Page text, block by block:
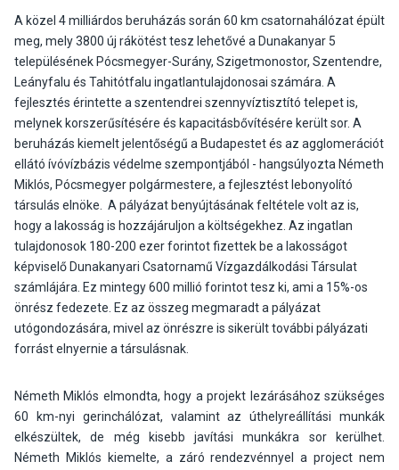
A közel 4 milliárdos beruházás során 60 km csatornahálózat épült
meg, mely 3800 új rákötést tesz lehetővé a Dunakanyar 5
településének Pócsmegyer-Surány, Szigetmonostor, Szentendre,
Leányfalu és Tahitótfalu ingatlantulajdonosai számára. A
fejlesztés érintette a szentendrei szennyvíztisztító telepet is,
melynek korszerűsítésére és kapacitásbővítésére került sor. A
beruházás kiemelt jelentőségű a Budapestet és az agglomerációt
ellátó ívóvízbázis védelme szempontjából - hangsúlyozta Németh
Miklós, Pócsmegyer polgármestere, a fejlesztést lebonyolító
társulás elnöke. A pályázat benyújtásának feltétele volt az is,
hogy a lakosság is hozzájáruljon a költségekhez. Az ingatlan
tulajdonosok 180-200 ezer forintot fizettek be a lakosságot
képviselő Dunakanyari Csatornamű Vízgazdálkodási Társulat
számlájára. Ez mintegy 600 millió forintot tesz ki, ami a 15%-os
önrész fedezete. Ez az összeg megmaradt a pályázat
utógondozására, mivel az önrészre is sikerült további pályázati
forrást elnyernie a társulásnak.
Németh Miklós elmondta, hogy a projekt lezárásához szükséges
60 km-nyi gerinchálózat, valamint az úthelyreállítási munkák
elkészültek, de még kisebb javítási munkákra sor kerülhet.
Németh Miklós kiemelte, a záró rendezvénnyel a project nem